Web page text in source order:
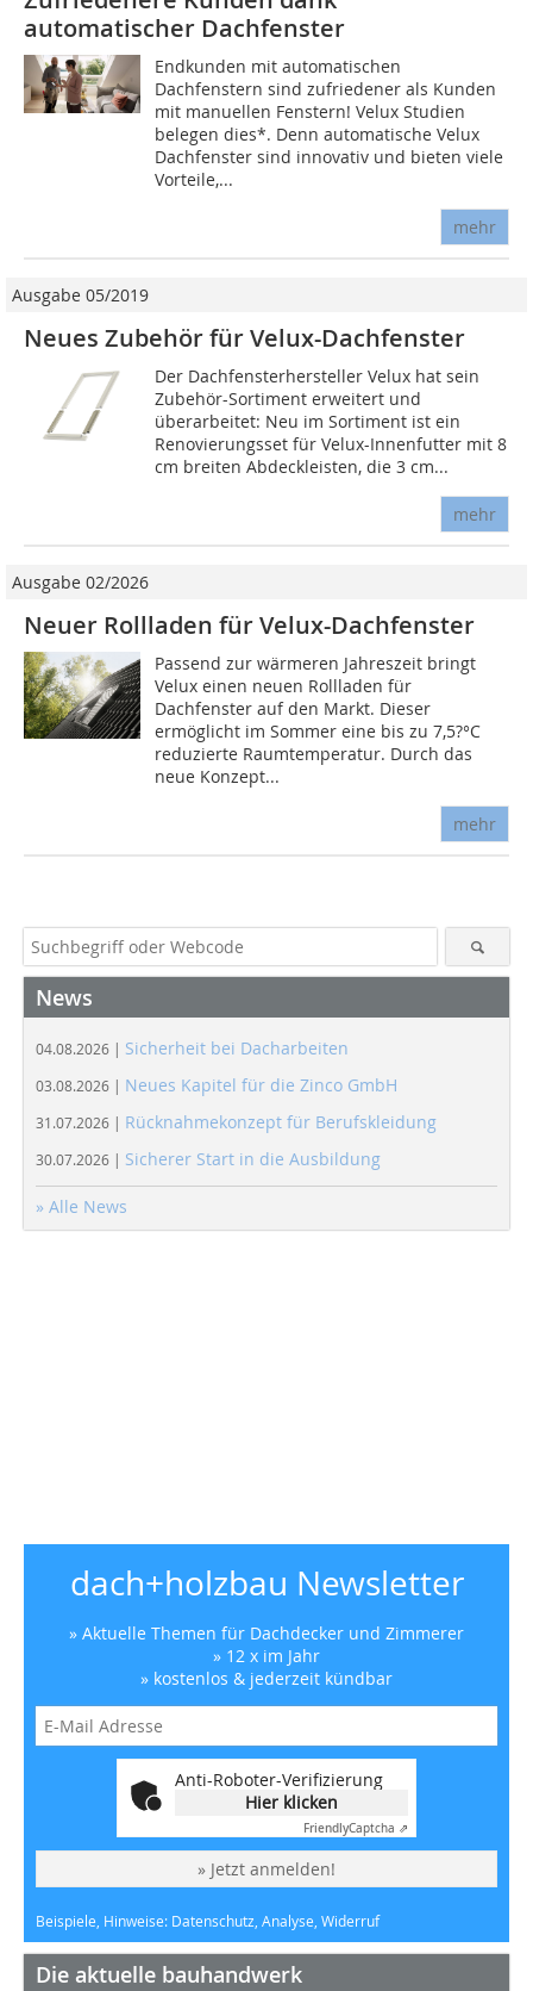
automatischer Dachfenster
Endkunden mit automatischen
Dachfenstern sind zufriedener als Kunden
mit manuellen Fenstern! Velux Studien
belegen dies*. Denn automatische Velux
Dachfenster sind innovativ und bieten viele
Vorteile,...
mehr
Ausgabe 05/2019
Neues Zubehör für Velux-Dachfenster
Der Dachfensterhersteller Velux hat sein
Zubehör-Sortiment erweitert und
überarbeitet: Neu im Sortiment ist ein
Renovierungsset für Velux-Innenfutter mit 8
cm breiten Abdeckleisten, die 3 cm...
mehr
Ausgabe 02/2026
Neuer Rollladen für Velux-Dachfenster
Passend zur wärmeren Jahreszeit bringt
Velux einen neuen Rollladen für
Dachfenster auf den Markt. Dieser
ermöglicht im Sommer eine bis zu 7,5?°C
reduzierte Raumtemperatur. Durch das
neue Konzept...
mehr
News
04.08.2026 | Sicherheit bei Dacharbeiten
03.08.2026 | Neues Kapitel für die Zinco GmbH
31.07.2026 | Rücknahmekonzept für Berufskleidung
30.07.2026 | Sicherer Start in die Ausbildung
» Alle News
dach+holzbau Newsletter
» Aktuelle Themen für Dachdecker und Zimmerer
» 12 x im Jahr
» kostenlos & jederzeit kündbar
Anti-Roboter-Verifizierung
Hier klicken
FriendlyCaptcha ⇗
» Jetzt anmelden!
Beispiele, Hinweise: Datenschutz, Analyse, Widerruf
Die aktuelle bauhandwerk